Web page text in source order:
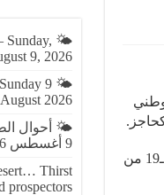
يشار إلى أن طلبة الجزائر احتفلو أمس الأحد 19 ماي 2019، بعيدهم الوطني، الذي يصادف الـ19 من
Sunday,
9, 2026
9
August 2026
🌤️ أحوال
9 أغسطس 2026
Thirst
prospectors